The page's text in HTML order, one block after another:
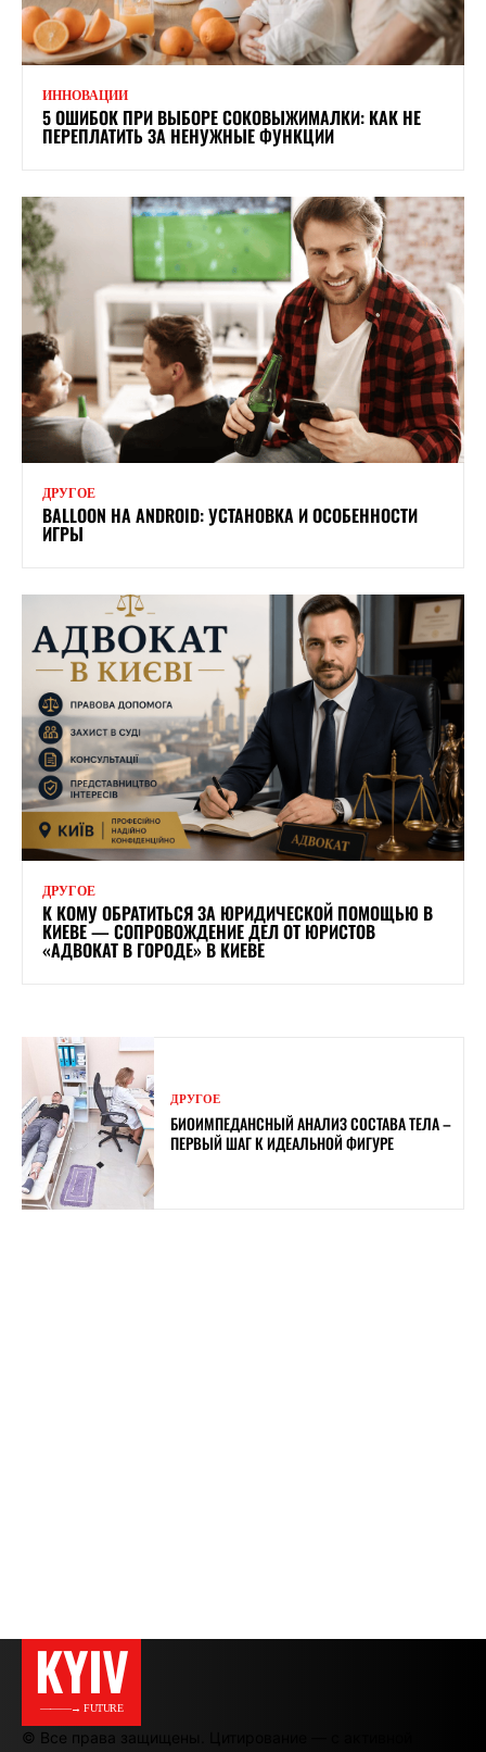
ИННОВАЦИИ
5 ОШИБОК ПРИ ВЫБОРЕ СОКОВЫЖИМАЛКИ: КАК НЕ
ПЕРЕПЛАТИТЬ ЗА НЕНУЖНЫЕ ФУНКЦИИ
ДРУГОЕ
BALLOON НА ANDROID: УСТАНОВКА И ОСОБЕННОСТИ
ИГРЫ
ДРУГОЕ
К КОМУ ОБРАТИТЬСЯ ЗА ЮРИДИЧЕСКОЙ ПОМОЩЬЮ В
КИЕВЕ — СОПРОВОЖДЕНИЕ ДЕЛ ОТ ЮРИСТОВ
«АДВОКАТ В ГОРОДЕ» В КИЕВЕ
ДРУГОЕ
БИОИМПЕДАНСНЫЙ АНАЛИЗ СОСТАВА ТЕЛА –
ПЕРВЫЙ ШАГ К ИДЕАЛЬНОЙ ФИГУРЕ
KYIV
———→ FUTURE
© Все права защищены. Цитирование — с активной